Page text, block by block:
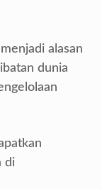
alasan
dunia
di